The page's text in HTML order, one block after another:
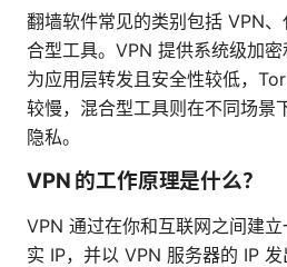
翻墙软件常见的类别包括 VPN
合型工具。VPN 提供系统级加
为应用层转发且安全性较低，
较慢，混合型工具则在不同场景
隐私。
VPN 的工作原理是什么？
VPN 通过在你和互联网之间建
实 IP，并以 VPN 服务器的 IP